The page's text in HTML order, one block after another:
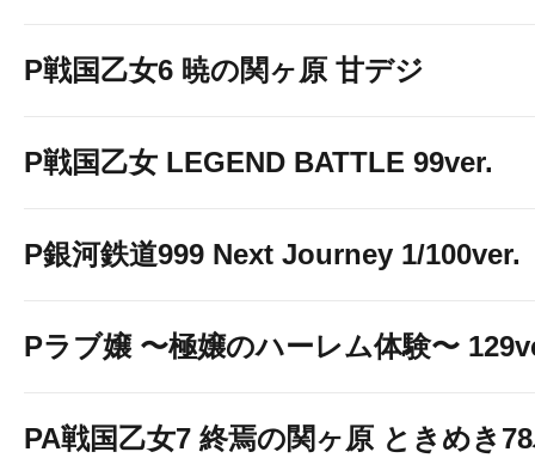
P戦国乙女6 暁の関ヶ原 甘デジ
P戦国乙女 LEGEND BATTLE 99ver.
P銀河鉄道999 Next Journey 1/100ver.
Pラブ嬢 〜極嬢のハーレム体験〜
PA戦国乙女7 終焉の関ヶ原 ときめき